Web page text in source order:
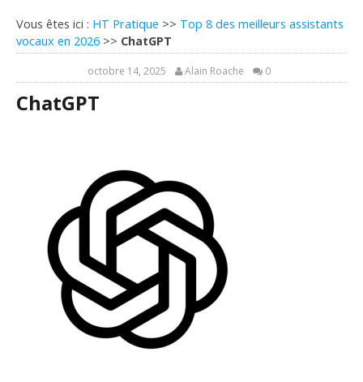
Vous êtes ici : HT Pratique >> Top 8 des meilleurs assistants
vocaux en 2026 >> ChatGPT
octobre 14, 2025 Alain Roache 0
ChatGPT